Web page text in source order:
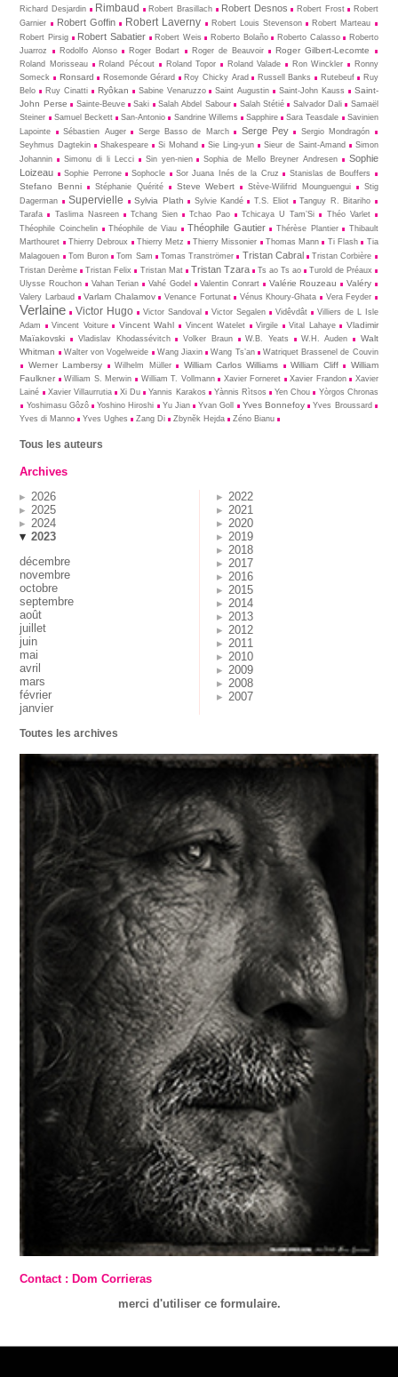
Richard Desjardin Rimbaud Robert Brasillach Robert Desnos Robert Frost
Robert
Garnier
Robert Goffin Robert Laverny Robert Louis Stevenson
Robert Marteau
Robert Pirsig
Robert Sabatier Robert Weis Roberto Bolaño Roberto Calasso
Roberto
Juarroz
Rodolfo Alonso Roger Bodart Roger de Beauvoir Roger Gilbert-Lecomte
Roland Morisseau Roland Pécout Roland Topor Roland Valade Ron Winckler
Ronny
Someck
Ronsard Rosemonde Gérard Roy Chicky Arad Russell Banks Rutebeuf
Ruy
Belo
Ruy Cinatti Ryôkan Sabine Venaruzzo Saint Augustin Saint-John Kauss
Saint-
John Perse
Sainte-Beuve Saki Salah Abdel Sabour Salah Stétié Salvador Dali
Samaël
Steiner
Samuel Beckett San-Antonio Sandrine Willems Sapphire Sara Teasdale
Savinien
Lapointe
Sébastien Auger Serge Basso de March Serge Pey
Sergio Mondragón
Seyhmus Dagtekin
Shakespeare Si Mohand Sie Ling-yun Sieur de Saint-Amand
Simon
Johannin
Simonu di li Lecci Sin yen-nien Sophia de Mello Breyner Andresen
Sophie
Loizeau
Sophie Perrone Sophocle Sor Juana Inés de la Cruz Stanislas de Bouffers
Stefano Benni Stéphanie Quérité Steve Webert Stève-Wilifrid Mounguengui
Stig
Dagerman
Supervielle Sylvia Plath Sylvie Kandé T.S. Eliot
Tanguy R. Bitariho
Tarafa
Taslima Nasreen Tchang Sien Tchao Pao Tchicaya U Tam’Si
Théo Varlet
Théophile Coinchelin
Théophile de Viau Théophile Gautier Thérèse Plantier
Thibault
Marthouret
Thierry Debroux Thierry Metz Thierry Missonier Thomas Mann Ti Flash
Tia
Malagouen
Tom Buron Tom Sam Tomas Tranströmer Tristan Cabral
Tristan Corbière
Tristan Derème
Tristan Felix Tristan Mat Tristan Tzara Ts ao Ts ao
Turold de Préaux
Ulysse Rouchon
Vahan Terian Vahé Godel Valentin Conrart Valérie Rouzeau Valéry
Valery Larbaud Varlam Chalamov Venance Fortunat Vénus Khoury-Ghata Vera Feyder
Verlaine Victor Hugo Victor Sandoval Victor Segalen Vidêvdât
Villiers de L Isle
Adam
Vincent Voiture Vincent Wahl Vincent Watelet Virgile Vital Lahaye
Vladimir
Maïakovski
Vladislav Khodassévitch Volker Braun W.B. Yeats W.H. Auden
Walt
Whitman
Walter von Vogelweide Wang Jiaxin Wang Ts’an Watriquet Brassenel de Couvin
Werner Lambersy Wilhelm Müller William Carlos Williams William Cliff
William
Faulkner
William S. Merwin William T. Vollmann Xavier Forneret Xavier Frandon
Xavier
Lainé
Xavier Villaurrutia Xi Du Yannis Karakos Yànnis Rìtsos Yen Chou
Yòrgos Chronas
Yoshimasu Gôzô
Yoshino Hiroshi Yu Jian Yvan Goll Yves Bonnefoy
Yves Broussard
Yves di Manno
Yves Ughes Zang Di Zbynĕk Hejda Zéno Bianu
Tous les auteurs
Archives
2026
2025
2024
2023
décembre
novembre
octobre
septembre
août
juillet
juin
mai
avril
mars
février
janvier
2022
2021
2020
2019
2018
2017
2016
2015
2014
2013
2012
2011
2010
2009
2008
2007
Toutes les archives
Contact : Dom Corrieras
merci d'utiliser ce formulaire.